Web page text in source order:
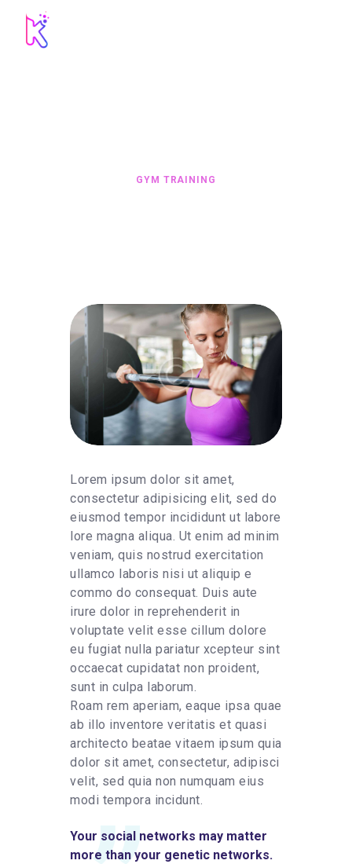
GYM TRAINING
Lorem ipsum dolor sit amet,
consectetur adipisicing elit, sed do
eiusmod tempor incididunt ut labore
lore magna aliqua. Ut enim ad minim
veniam, quis nostrud exercitation
ullamco laboris nisi ut aliquip e
commo do consequat. Duis aute
irure dolor in reprehenderit in
voluptate velit esse cillum dolore
eu fugiat nulla pariatur xcepteur sint
occaecat cupidatat non proident,
sunt in culpa laborum.
Roam rem aperiam, eaque ipsa quae
ab illo inventore veritatis et quasi
architecto beatae vitaem ipsum quia
dolor sit amet, consectetur, adipisci
velit, sed quia non numquam eius
modi tempora incidunt.
Your social networks may matter
more than your genetic networks.